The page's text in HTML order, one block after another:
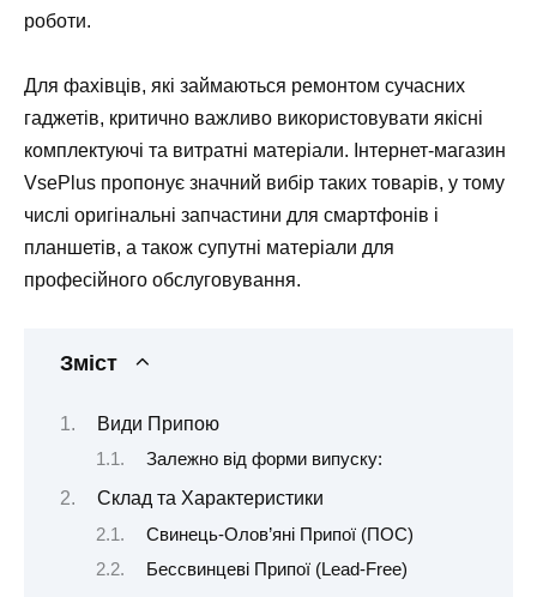
роботи.
Для фахівців, які займаються ремонтом сучасних
гаджетів, критично важливо використовувати якісні
комплектуючі та витратні матеріали. Інтернет-магазин
VsePlus пропонує значний вибір таких товарів, у тому
числі оригінальні запчастини для смартфонів і
планшетів, а також супутні матеріали для
професійного обслуговування.
Зміст
Види Припою
Залежно від форми випуску:
Склад та Характеристики
Свинець-Олов’яні Припої (ПОС)
Бессвинцеві Припої (Lead-Free)